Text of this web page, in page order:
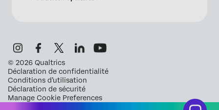
© 2026 Qualtrics
Déclaration de confidentialité
Conditions d’utilisation
Déclaration de sécurité
Manage Cookie Preferences